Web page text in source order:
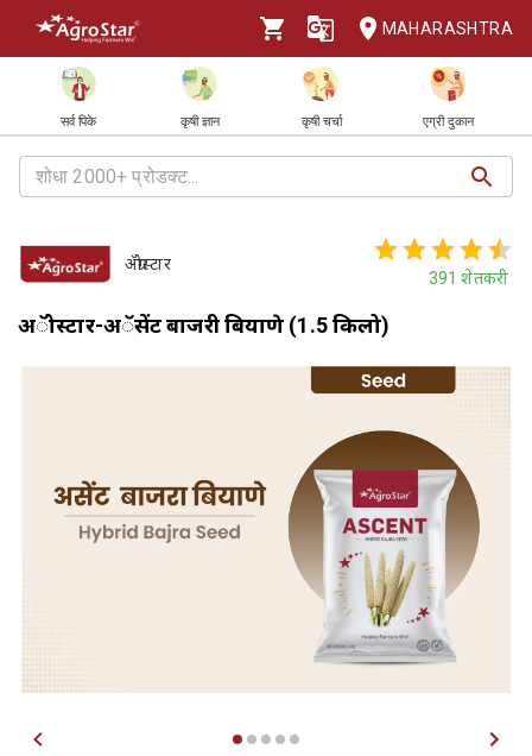
MAHARASHTRA
सर्व पिके कृषी ज्ञान कृषी चर्चा एग्री दुकान
ॲग्रोस्टार
391 शेतकरी
अॅग्रोस्टार-अॅसेंट बाजरी बियाणे (1.5 किलो)